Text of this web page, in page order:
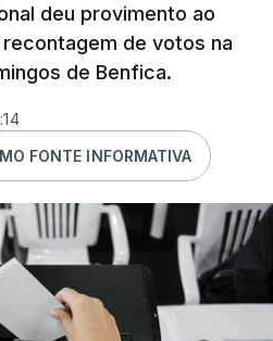
deu provimento ao
de votos na
de Benfica.
FONTE INFORMATIVA